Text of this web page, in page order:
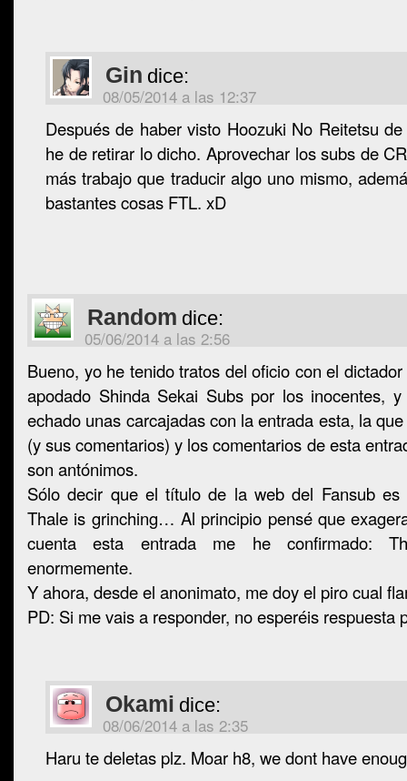
Gin dice:
08/05/2014 a las 12:37
Después de haber visto Hoozuki No Reitetsu
he de retirar lo dicho. Aprovechar los subs de
más trabajo que traducir algo uno mismo,
bastantes cosas FTL. xD
Random dice:
05/06/2014 a las 2:56
Bueno, yo he tenido tratos del oficio con el
apodado Shinda Sekai Subs por los inocentes,
echado unas carcajadas con la entrada esta, la
(y sus comentarios) y los comentarios de esta
son antónimos.
Sólo decir que el título de la web del Fansub
Thale is grinching… Al principio pensé que
cuenta esta entrada me he confirmado:
enormemente.
Y ahora, desde el anonimato, me doy el piro cual
PD: Si me vais a responder, no esperéis
Okami dice:
08/06/2014 a las 2:35
Haru te deletas plz. Moar h8, we dont have